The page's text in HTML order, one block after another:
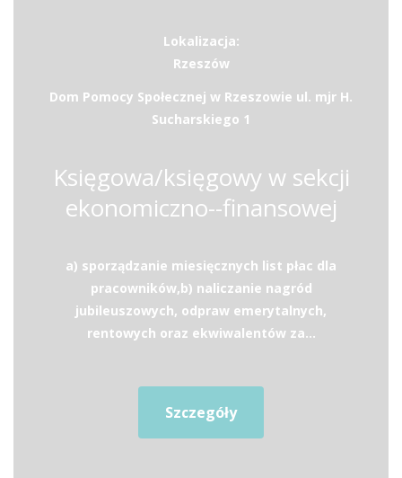
Lokalizacja:
Rzeszów
Dom Pomocy Społecznej w Rzeszowie ul. mjr H.
Sucharskiego 1
Księgowa/księgowy w sekcji
ekonomiczno--finansowej
a) sporządzanie miesięcznych list płac dla
pracowników,b) naliczanie nagród
jubileuszowych, odpraw emerytalnych,
rentowych oraz ekwiwalentów za...
Szczegóły